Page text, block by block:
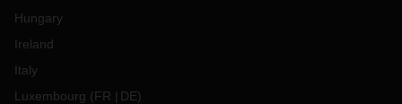
Hungary
Ireland
Italy
Luxembourg (FR DE)